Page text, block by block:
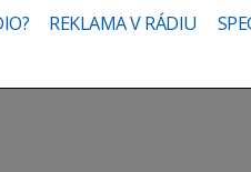
REKLAMA V RÁDIU